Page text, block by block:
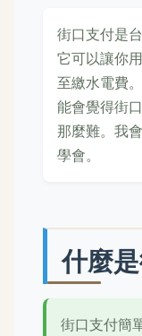
街口支付是
它可以讓你
至繳水電費
能會覺得街
那麼難。我
學會。
什麼
街口支付簡